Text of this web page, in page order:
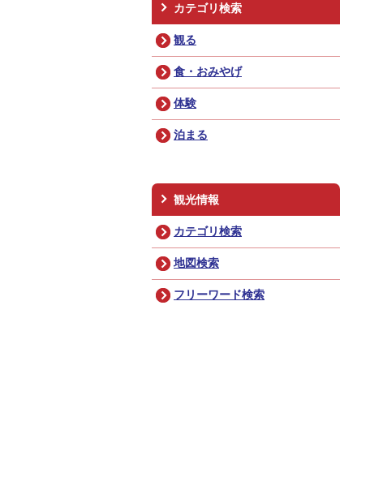
カテゴリ検索
観る
食・おみやげ
体験
泊まる
観光情報
カテゴリ検索
地図検索
フリーワード検索